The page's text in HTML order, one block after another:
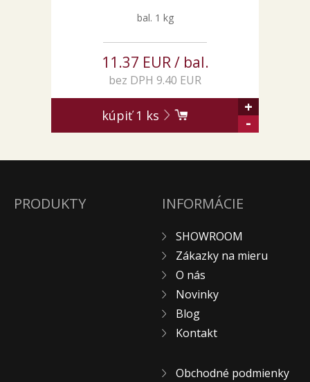
bal. 1 kg
11.37 EUR / bal.
bez DPH 9.40 EUR
kúpiť1 ks
+
-
PRODUKTY INFORMÁCIE
SHOWROOM
Zákazky na mieru
O nás
Novinky
Blog
Kontakt
Obchodné podmienky